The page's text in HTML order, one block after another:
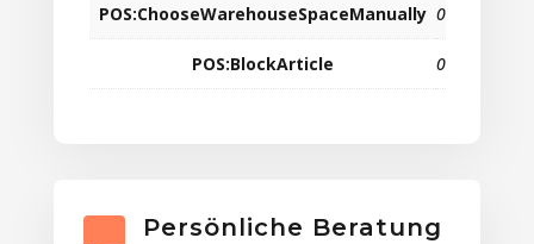
POS:ChooseWarehouseSpaceManually 0
POS:BlockArticle 0
Persönliche Beratung